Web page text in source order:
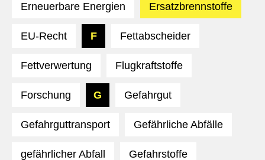
Erneuerbare Energien Ersatzbrennstoffe
EU-Recht F Fettabscheider
Fettverwertung Flugkraftstoffe
Forschung G Gefahrgut
Gefahrguttransport Gefährliche Abfälle
gefährlicher Abfall Gefahrstoffe